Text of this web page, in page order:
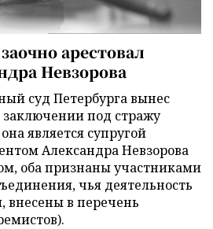
арестовал
Невзорова
суд Петербурга вынес
под стражу
является супругой
Александра Невзорова
оба признаны участниками
чья деятельность
внесены в перечень